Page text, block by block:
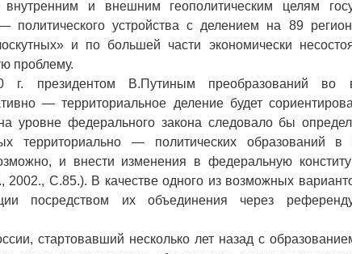
внутренним и внешним геополитическим целям
политического устройства с делением на 89
и по большей части экономически
проблему.
президентом В.Путиным преобразований во
— территориальное деление будет
уровне федерального закона следовало бы
территориально — политических образований в
и внести изменения в федеральную
2002., С.85.). В качестве одного из возможных
посредством их объединения через
стартовавший несколько лет назад с